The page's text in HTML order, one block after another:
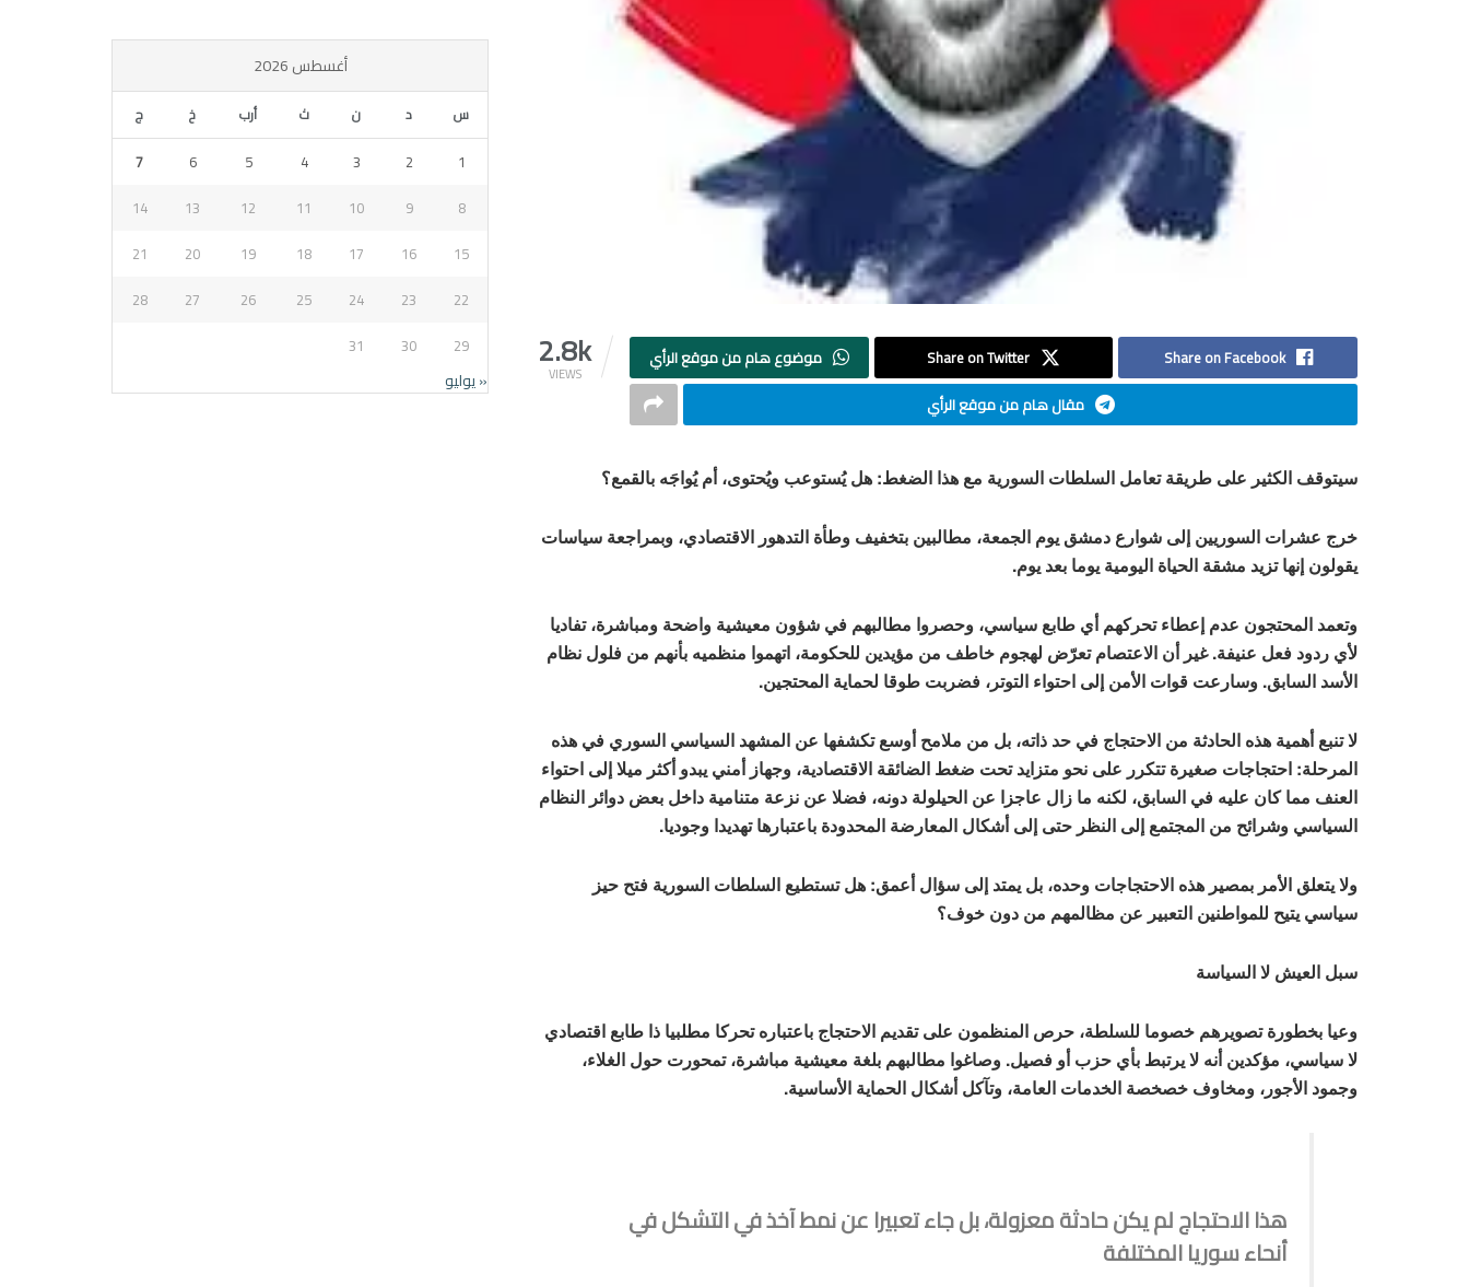
2.8k
VIEWS
Share on Facebook
Share on Twitter
موضوع هام من موقع الرأي
مقال هام من موقع الرأي
سيتوقف الكثير على طريقة تعامل السلطات السورية مع هذا الضغط: هل يُستوعب ويُحتوى، أم يُواجَه بالقمع؟
خرج عشرات السوريين إلى شوارع دمشق يوم الجمعة، مطالبين بتخفيف وطأة التدهور الاقتصادي، وبمراجعة سياسات
يقولون إنها تزيد مشقة الحياة اليومية يوما بعد يوم.
وتعمد المحتجون عدم إعطاء تحركهم أي طابع سياسي، وحصروا مطالبهم في شؤون معيشية واضحة ومباشرة، تفاديا
لأي ردود فعل عنيفة. غير أن الاعتصام تعرّض لهجوم خاطف من مؤيدين للحكومة، اتهموا منظميه بأنهم من فلول نظام
الأسد السابق. وسارعت قوات الأمن إلى احتواء التوتر، فضربت طوقا لحماية المحتجين.
لا تنبع أهمية هذه الحادثة من الاحتجاج في حد ذاته، بل من ملامح أوسع تكشفها عن المشهد السياسي السوري في هذه
المرحلة: احتجاجات صغيرة تتكرر على نحو متزايد تحت ضغط الضائقة الاقتصادية، وجهاز أمني يبدو أكثر ميلا إلى احتواء
العنف مما كان عليه في السابق، لكنه ما زال عاجزا عن الحيلولة دونه، فضلا عن نزعة متنامية داخل بعض دوائر النظام
السياسي وشرائح من المجتمع إلى النظر حتى إلى أشكال المعارضة المحدودة باعتبارها تهديدا وجوديا.
ولا يتعلق الأمر بمصير هذه الاحتجاجات وحده، بل يمتد إلى سؤال أعمق: هل تستطيع السلطات السورية فتح حيز
سياسي يتيح للمواطنين التعبير عن مظالمهم من دون خوف؟
سبل العيش لا السياسة
وعيا بخطورة تصويرهم خصوما للسلطة، حرص المنظمون على تقديم الاحتجاج باعتباره تحركا مطلبيا ذا طابع اقتصادي
لا سياسي، مؤكدين أنه لا يرتبط بأي حزب أو فصيل. وصاغوا مطالبهم بلغة معيشية مباشرة، تمحورت حول الغلاء،
وجمود الأجور، ومخاوف خصخصة الخدمات العامة، وتآكل أشكال الحماية الأساسية.
هذا الاحتجاج لم يكن حادثة معزولة، بل جاء تعبيرا عن نمط آخذ في التشكل في
أنحاء سوريا المختلفة
أغسطس 2026
س د ن ث أرب خ ج
1
2
3
4
5
6
7
8
9
10
11
12
13
14
15
16
17
18
19
20
21
22
23
24
25
26
27
28
29
30
31
« يوليو